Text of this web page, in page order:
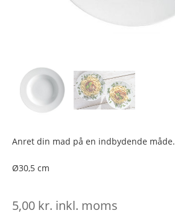
Anret din mad på en indbydende måde.
Ø30,5 cm
5,00 kr. inkl. moms